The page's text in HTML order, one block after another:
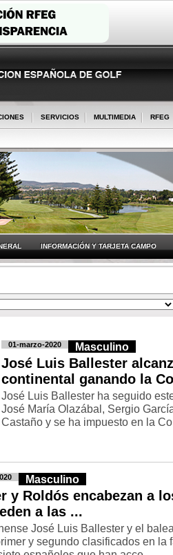
SERVICIOS MULTIMEDIA RFEG
INFORMACIÓN Y TARJETA CAMPO
01-marzo-2020 Masculino
José Luis Ballester
continental ganando la
José Luis Ballester ha seguido
José María Olazábal, Sergio
Castaño y se ha impuesto en la
Masculino
y Roldós encabezan a
a las ...
José Luis Ballester y el
y segundo clasificados en la